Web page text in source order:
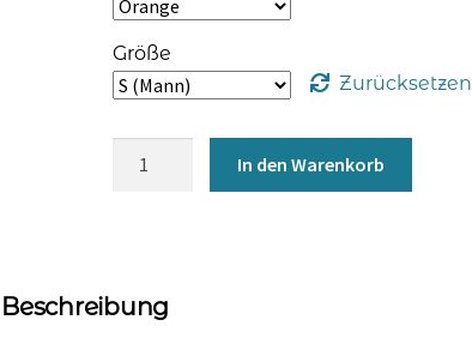
Größe
Zurücksetzen
Shirt
Print
In den Warenkorb
Beschreibung